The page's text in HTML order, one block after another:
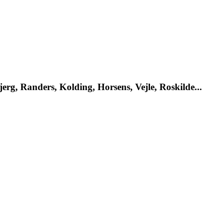
Randers, Kolding, Horsens, Vejle, Roskilde...